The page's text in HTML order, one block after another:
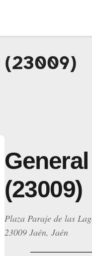
(23009)
(23009)
Plaza Paraje de las
23009 Jaén, Jaén